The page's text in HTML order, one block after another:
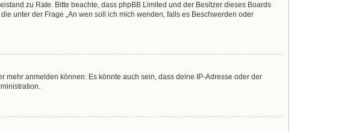
zu Rate. Bitte beachte, dass phpBB Limited und der Besitzer dieses Boards
unter der Frage „An wen soll ich mich wenden, falls es Beschwerden oder
anmelden können. Es könnte auch sein, dass deine IP-Adresse oder der